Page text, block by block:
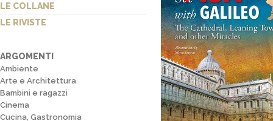
LE COLLANE
LE RIVISTE
ARGOMENTI
Ambiente
Arte e Architettura
Bambini e ragazzi
Cinema
Cucina, Gastronomia